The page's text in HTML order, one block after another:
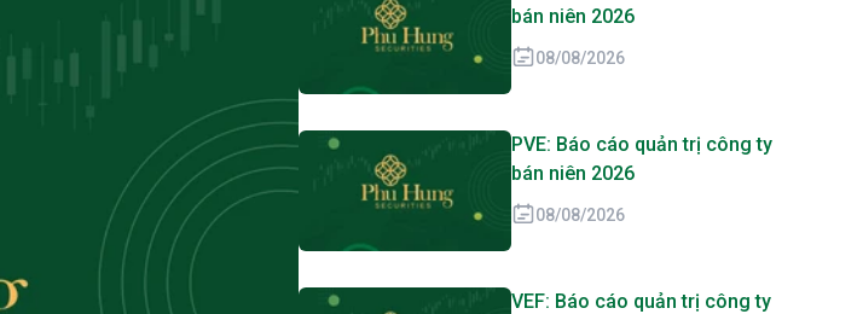
bán niên 2026
08/08/2026
PVE: Báo cáo quản trị công ty
bán niên 2026
08/08/2026
VEF: Báo cáo quản trị công ty